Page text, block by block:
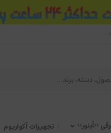
<<آینور>> تجهیزات آکواریوم